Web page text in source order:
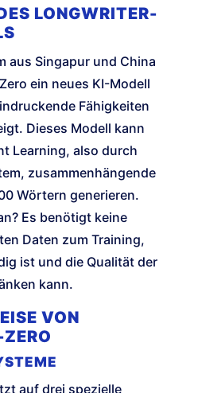
LONGWRITER-
aus Singapur und China
ein neues KI-Modell
Fähigkeiten
Dieses Modell kann
Learning, also durch
zusammenhängende
Wörtern generieren.
Es benötigt keine
Daten zum Training,
ist und die Qualität der
kann.
VON
auf drei spezielle